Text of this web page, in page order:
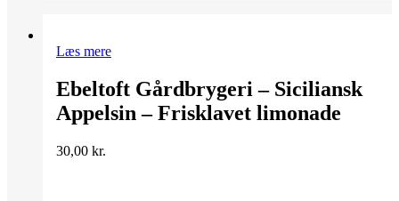
Læs mere
Ebeltoft Gårdbrygeri – Siciliansk
Appelsin – Frisklavet limonade
30,00 kr.